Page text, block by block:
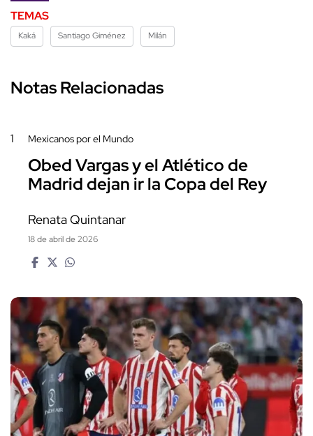
TEMAS
Kaká Santiago Giménez Milán
Notas Relacionadas
1 Mexicanos por el Mundo
Obed Vargas y el Atlético de
Madrid dejan ir la Copa del Rey
Renata Quintanar
18 de abril de 2026